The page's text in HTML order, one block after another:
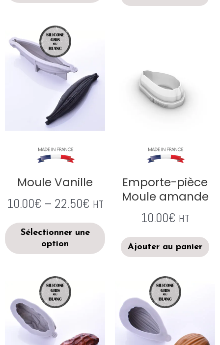
Moule Vanille
10.00€ – 22.50€ HT
Sélectionner une
option
Emporte-pièce
Moule amande
10.00€ HT
Ajouter au panier